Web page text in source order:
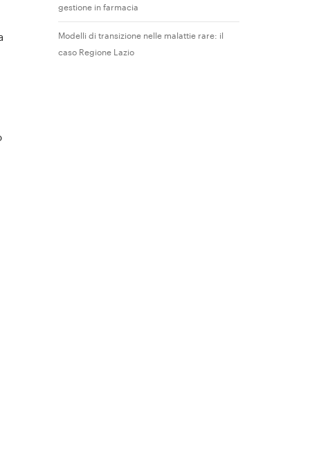
gestione in farmacia
Modelli di transizione nelle malattie rare: il
caso Regione Lazio